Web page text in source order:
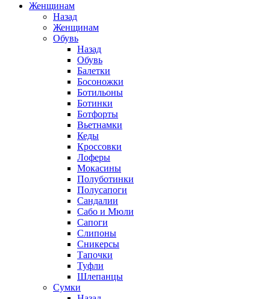
Женщинам
Назад
Женщинам
Обувь
Назад
Обувь
Балетки
Босоножки
Ботильоны
Ботинки
Ботфорты
Вьетнамки
Кеды
Кроссовки
Лоферы
Мокасины
Полуботинки
Полусапоги
Сандалии
Сабо и Мюли
Сапоги
Слипоны
Сникерсы
Тапочки
Туфли
Шлепанцы
Cумки